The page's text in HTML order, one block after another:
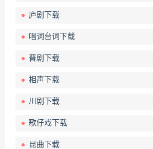
庐剧下载
唱词台词下载
晋剧下载
相声下载
川剧下载
歌仔戏下载
昆曲下载